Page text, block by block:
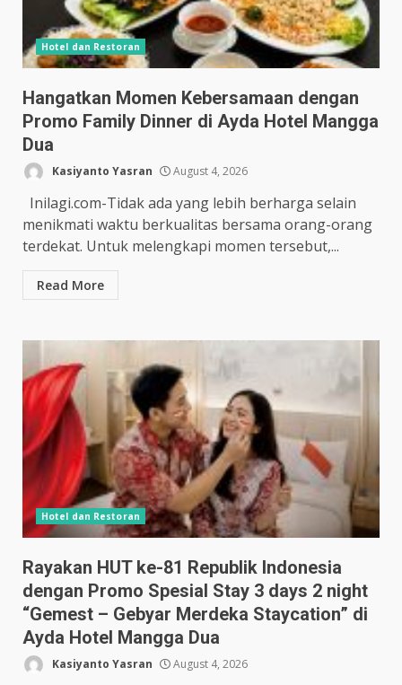
Hotel dan Restoran
Hangatkan Momen Kebersamaan dengan
Promo Family Dinner di Ayda Hotel Mangga
Dua
Kasiyanto Yasran August 4, 2026
Inilagi.com-Tidak ada yang lebih berharga selain
menikmati waktu berkualitas bersama orang-orang
terdekat. Untuk melengkapi momen tersebut,...
Read More
Hotel dan Restoran
Rayakan HUT ke-81 Republik Indonesia
dengan Promo Spesial Stay 3 days 2 night
“Gemest – Gebyar Merdeka Staycation” di
Ayda Hotel Mangga Dua
Kasiyanto Yasran August 4, 2026